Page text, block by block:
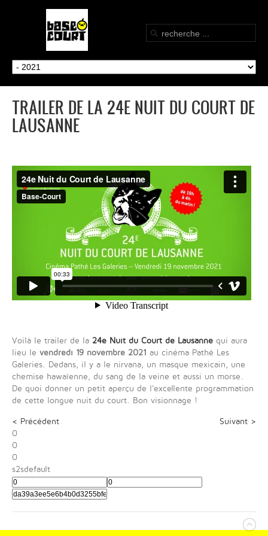
TRAILER DE LA 24E NUIT DU COURT DE
LAUSANNE
Voilà le trailer de la 24e Nuit du Court de Lausanne qui aura
lieu le vendredi 19 novembre 2021 au cinéma Pathé Les
Galeries. Dedans, il y a le nirvana, un masque mexicain, une
chemise hawaïenne, du sang de la veine et aussi un morse.
De quoi donner un petit aperçu de l'excellente programmation
de cette longue nuit du court. Bon visionnage !
< Précédent
Suivant >
0
0
0
s2sdefault